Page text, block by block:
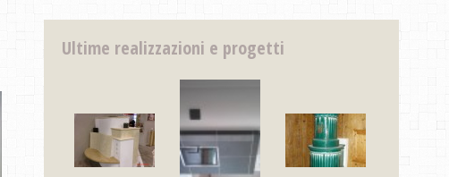
Ultime realizzazioni e progetti